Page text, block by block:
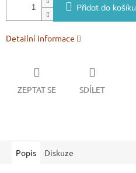
Přidat do košíku
Detailní informace
ZEPTAT SE SDÍLET
Popis Diskuze